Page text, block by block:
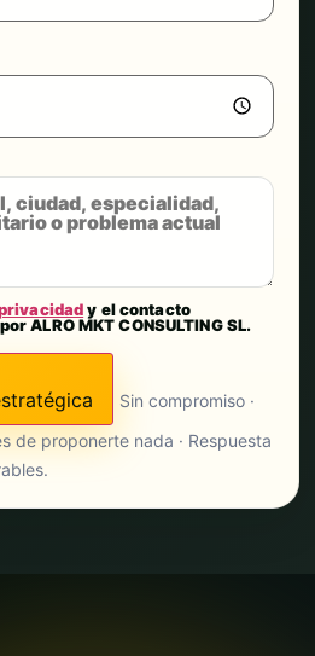
y el contacto
ALRO MKT CONSULTING SL.
Sin compromiso ·
de proponerte nada · Respuesta